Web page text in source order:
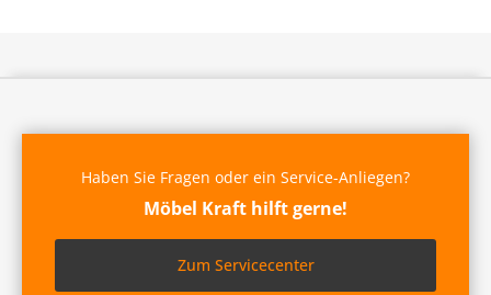
Haben Sie Fragen oder ein Service-Anliegen?
Möbel Kraft hilft gerne!
Zum Servicecenter